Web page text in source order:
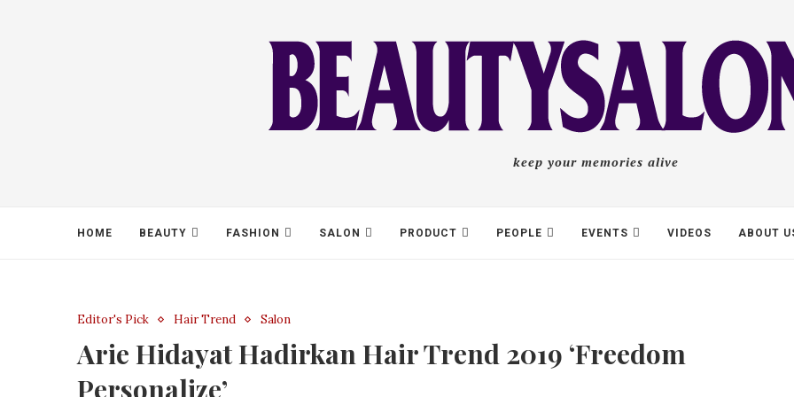
keep your memories alive
HOME BEAUTY FASHION SALON PRODUCT PEOPLE EVENTS VIDEOS ABOUT
Editor's Pick Hair Trend Salon
Arie Hidayat Hadirkan Hair Trend 2019 ‘Freedom
Personalize’